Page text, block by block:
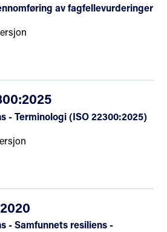
av fagfellevurderinger
- Terminologi (ISO 22300:2025)
- Samfunnets resiliens -